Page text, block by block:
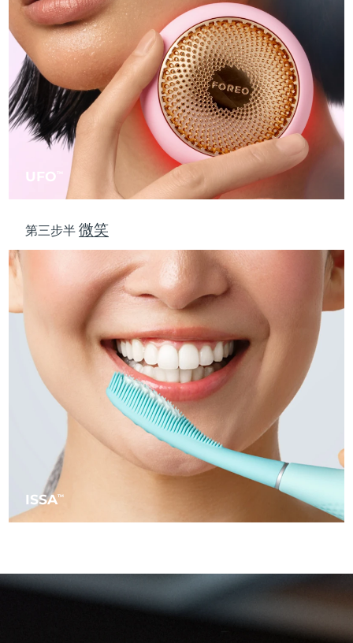
UFO TM
ISSATM
第三步半微笑
斯洛伐克 预计送达日期
斯洛文尼亚 预计送达日期8/11/26
南非 预计送达日期8/19/26
韩国 预计送达日期8/13/26
预计送达日期8/11/26
瑞典 预计送达日期8/11/26
瑞士
预计送达日期
泰国 预计送达日期 8/15/26
土耳其 预计送达日期 8/12/26
阿拉伯联合酋长国 预计送达日期 8/12/26
预计送达日期
预计送达日期8/12/26
乌兹别克斯坦 预计送达日期8/16/26